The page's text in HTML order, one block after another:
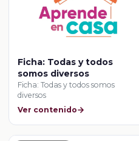
Ficha: Todas y todos
somos diversos
Ficha: Todas y todos somos
diversos
Ver contenido